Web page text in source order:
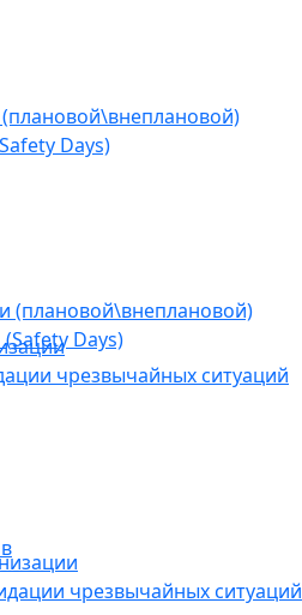
Days)
чрезвычайных ситуаций
(плановой\внеплановой)
Days)
чрезвычайных ситуаций